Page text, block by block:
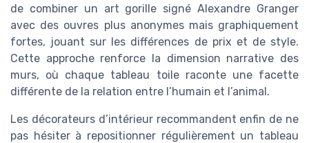
de combiner un art gorille signé Alexandre Granger
avec des ouvres plus anonymes mais graphiquement
fortes, jouant sur les différences de prix et de style.
Cette approche renforce la dimension narrative des
murs, où chaque tableau toile raconte une facette
différente de la relation entre l’humain et l’animal.
Les décorateurs d’intérieur recommandent enfin de ne
pas hésiter à repositionner régulièrement un tableau